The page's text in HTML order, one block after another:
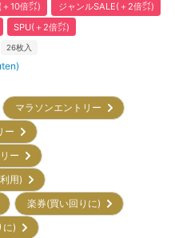
10倍㌽)
ジャンルSALE(＋2倍㌽)
SPU(＋2倍㌽)
26枚入
マラソンエントリー
ー
リー
利用)
楽券(買い回りに)
に)